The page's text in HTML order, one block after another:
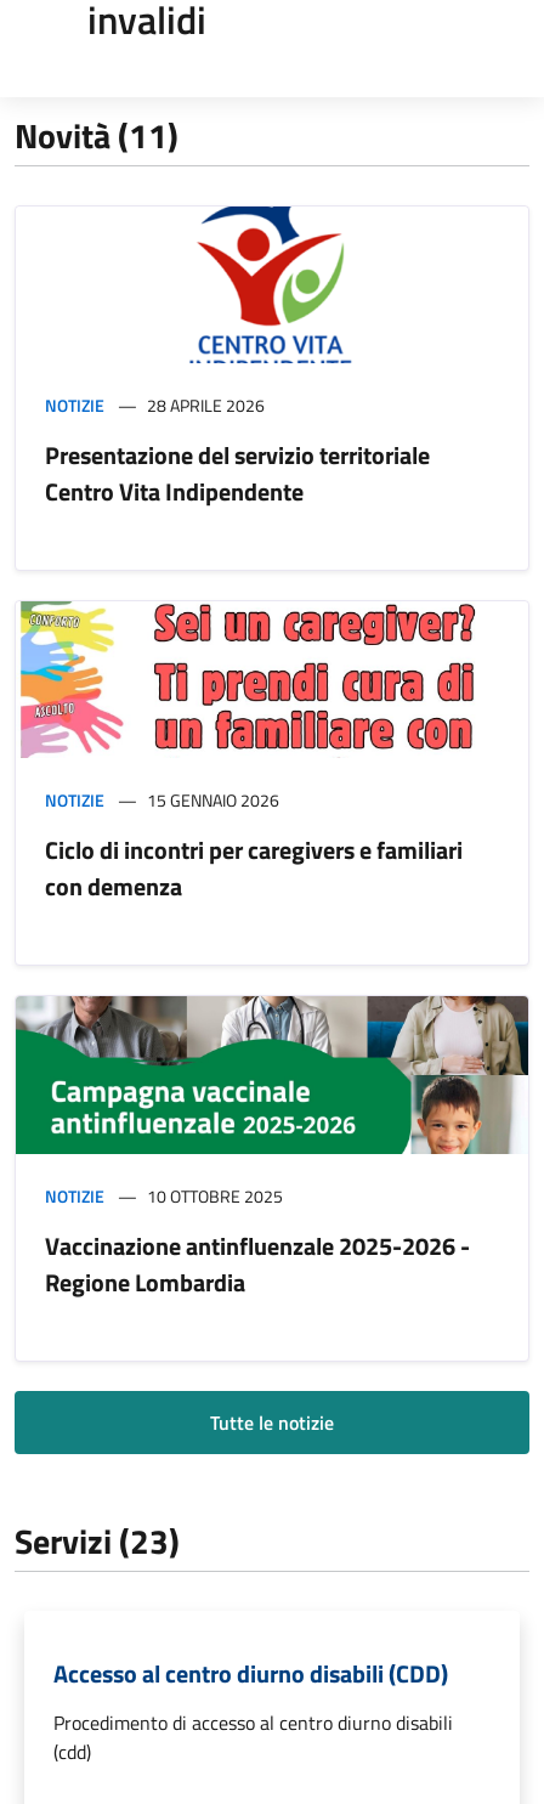
invalidi
Novità (11)
NOTIZIE 28 APRILE 2026
Presentazione del servizio territoriale
Centro Vita Indipendente
NOTIZIE 15 GENNAIO 2026
Ciclo di incontri per caregivers e familiari
con demenza
NOTIZIE 10 OTTOBRE 2025
Vaccinazione antinfluenzale 2025-2026 -
Regione Lombardia
Tutte le notizie
Servizi (23)
Accesso al centro diurno disabili (CDD)
Procedimento di accesso al centro diurno disabili
(cdd)